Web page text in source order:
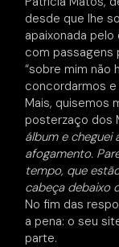
desde que lhe
apaixonada
com passagens
“sobre mim não
concordarmos
Mais, quisemos
posterzaço dos
álbum e cheguei
afogamento.
tempo, que
cabeça debaixo
No fim das
a pena: o seu
parte.